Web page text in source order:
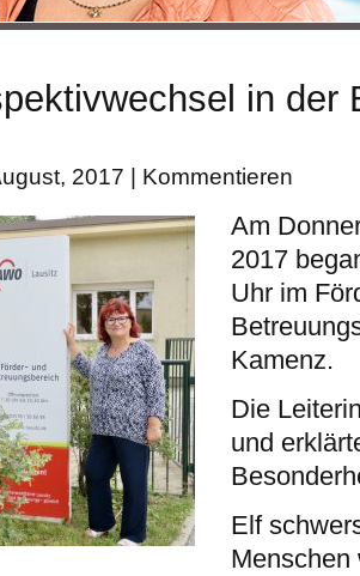
in der
2017 | Kommentieren
Am
2017
Uhr im
Kamenz.
Die
und
Elf
Menschen